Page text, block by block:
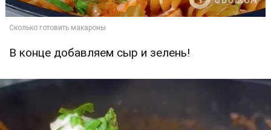
В конце добавляем сыр и зелень!